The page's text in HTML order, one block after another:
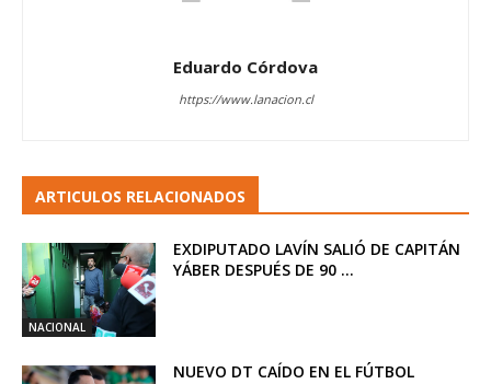
Eduardo Córdova
https://www.lanacion.cl
ARTICULOS RELACIONADOS
NACIONAL
EXDIPUTADO LAVÍN SALIÓ DE CAPITÁN
YÁBER DESPUÉS DE 90 ...
NUEVO DT CAÍDO EN EL FÚTBOL